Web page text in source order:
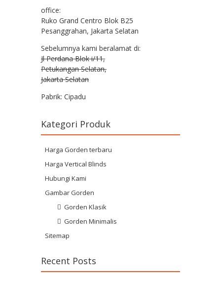
office:
Ruko Grand Centro Blok B25
Pesanggrahan, Jakarta Selatan
Sebelumnya kami beralamat di:
Jl Perdana Blok i/11,
Petukangan Selatan,
Jakarta Selatan
Pabrik: Cipadu
Kategori Produk
Harga Gorden terbaru
Harga Vertical Blinds
Hubungi Kami
Gambar Gorden
Gorden Klasik
Gorden Minimalis
Sitemap
Recent Posts